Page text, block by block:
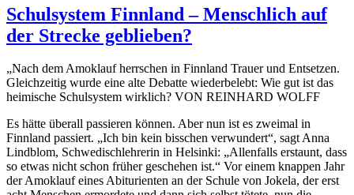
Alles
außer
Doping
selber
gucken!
Schulsystem Finnland – Menschlich auf
der Strecke geblieben?
„Nach dem Amoklauf herrschen in Finnland Trauer und Entsetzen.
Gleichzeitig wurde eine alte Debatte wiederbelebt: Wie gut ist das
heimische Schulsystem wirklich? VON REINHARD WOLFF
Es hätte überall passieren können. Aber nun ist es zweimal in
Finnland passiert. „Ich bin kein bisschen verwundert“, sagt Anna
Lindblom, Schwedischlehrerin in Helsinki: „Allenfalls erstaunt, dass
so etwas nicht schon früher geschehen ist.“ Vor einem knappen Jahr
der Amoklauf eines Abiturienten an der Schule von Jokela, der erst